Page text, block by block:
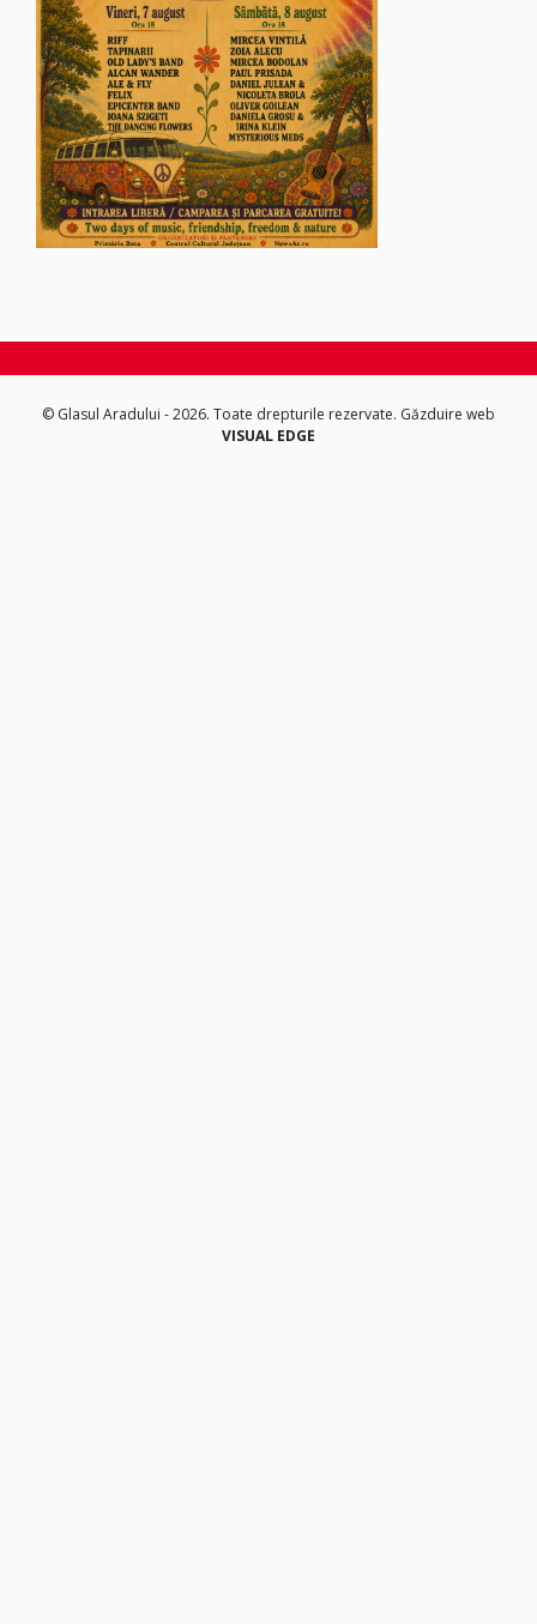
© Glasul Aradului - 2026. Toate drepturile rezervate. Găzduire web
VISUAL EDGE